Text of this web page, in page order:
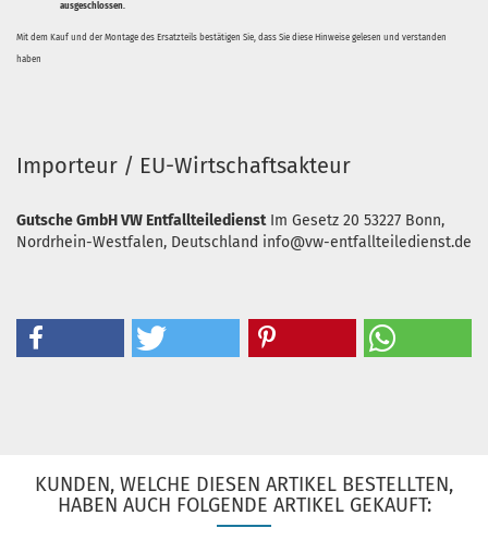
ausgeschlossen.
Mit dem Kauf und der Montage des Ersatzteils bestätigen Sie, dass Sie diese Hinweise gelesen und verstanden
haben
Importeur / EU-Wirtschaftsakteur
Gutsche GmbH VW Entfallteiledienst Im Gesetz 20 53227 Bonn,
Nordrhein-Westfalen, Deutschland info@vw-entfallteiledienst.de
KUNDEN, WELCHE DIESEN ARTIKEL BESTELLTEN,
HABEN AUCH FOLGENDE ARTIKEL GEKAUFT: